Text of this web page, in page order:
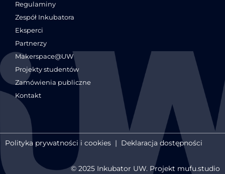
Regulaminy
Zespół Inkubatora
Eksperci
Partnerzy
Makerspace@UW
Projekty studentów
Zamówienia publiczne
Kontakt
Polityka prywatności i cookies | Deklaracja dostępności
© 2025 Inkubator UW. Projekt mufu.studio